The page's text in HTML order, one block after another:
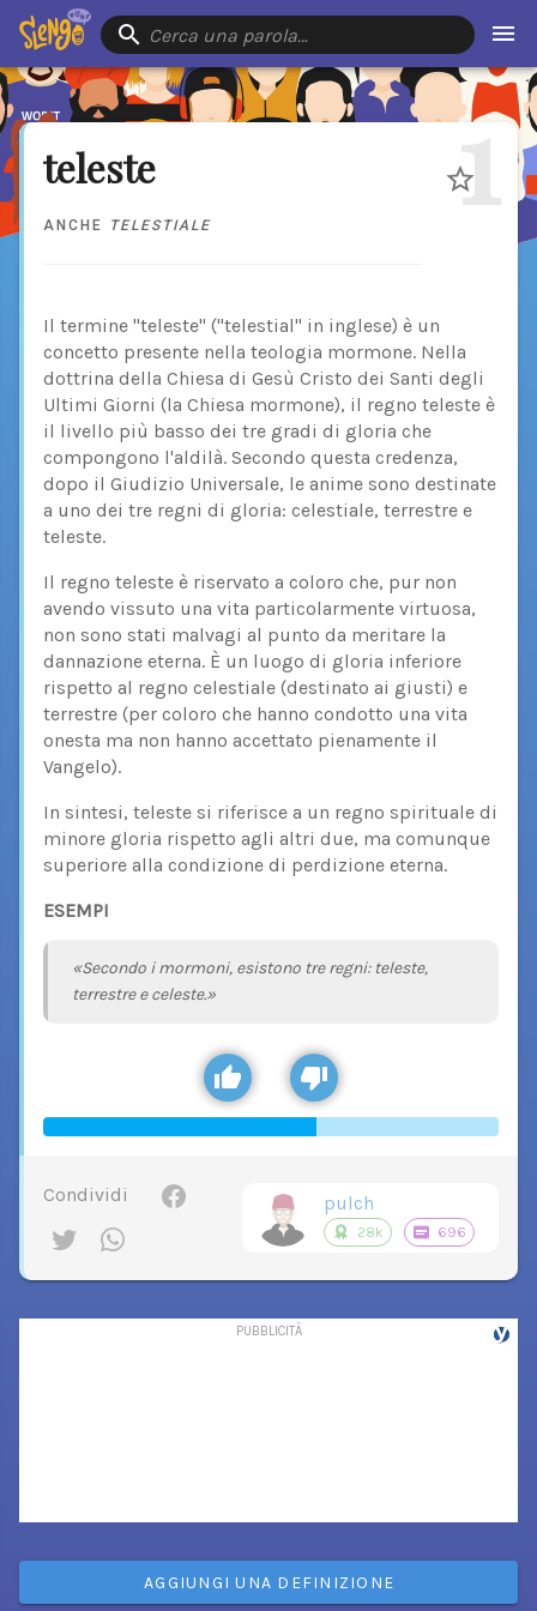
Cerca una parola…
teleste
ANCHE TELESTIALE 1
Il termine "teleste" ("telestial" in inglese) è un
concetto presente nella teologia mormone. Nella
dottrina della Chiesa di Gesù Cristo dei Santi degli
Ultimi Giorni (la Chiesa mormone), il regno teleste è
il livello più basso dei tre gradi di gloria che
compongono l'aldilà. Secondo questa credenza,
dopo il Giudizio Universale, le anime sono destinate
a uno dei tre regni di gloria: celestiale, terrestre e
teleste.
Il regno teleste è riservato a coloro che, pur non
avendo vissuto una vita particolarmente virtuosa,
non sono stati malvagi al punto da meritare la
dannazione eterna. È un luogo di gloria inferiore
rispetto al regno celestiale (destinato ai giusti) e
terrestre (per coloro che hanno condotto una vita
onesta ma non hanno accettato pienamente il
Vangelo).
In sintesi, teleste si riferisce a un regno spirituale di
minore gloria rispetto agli altri due, ma comunque
superiore alla condizione di perdizione eterna.
ESEMPI
«Secondo i mormoni, esistono tre regni: teleste,
terrestre e celeste.»
Condividi pulch
28k 696
AGGIUNGI UNA DEFINIZIONE